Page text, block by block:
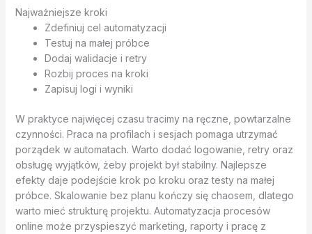
Najważniejsze kroki
Zdefiniuj cel automatyzacji
Testuj na małej próbce
Dodaj walidacje i retry
Rozbij proces na kroki
Zapisuj logi i wyniki
W praktyce najwięcej czasu tracimy na ręczne, powtarzalne
czynności. Praca na profilach i sesjach pomaga utrzymać
porządek w automatach. Warto dodać logowanie, retry oraz
obsługę wyjątków, żeby projekt był stabilny. Najlepsze
efekty daje podejście krok po kroku oraz testy na małej
próbce. Skalowanie bez planu kończy się chaosem, dlatego
warto mieć strukturę projektu. Automatyzacja procesów
online może przyspieszyć marketing, raporty i pracę z